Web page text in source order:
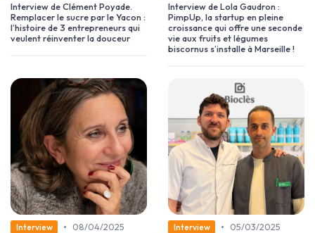
Interview de Clément Poyade.
Remplacer le sucre par le Yacon :
l’histoire de 3 entrepreneurs qui
veulent réinventer la douceur
Interview de Lola Gaudron :
PimpUp, la startup en pleine
croissance qui offre une seconde
vie aux fruits et légumes
biscornus s’installe à Marseille !
Interview •
08/04/2025
Interview •
05/03/2025